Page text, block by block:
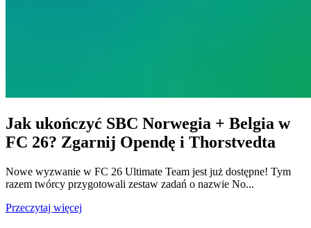
Jak ukończyć SBC Norwegia + Belgia w
FC 26? Zgarnij Opendę i Thorstvedta
Nowe wyzwanie w FC 26 Ultimate Team jest już dostępne! Tym
razem twórcy przygotowali zestaw zadań o nazwie No...
Przeczytaj więcej